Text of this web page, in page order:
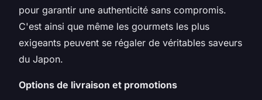
pour garantir une authenticité sans compromis.
C'est ainsi que même les gourmets les plus
exigeants peuvent se régaler de véritables saveurs
du Japon.
Options de livraison et promotions